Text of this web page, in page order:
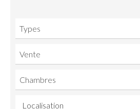
Types
Vente
Chambres
Localisation